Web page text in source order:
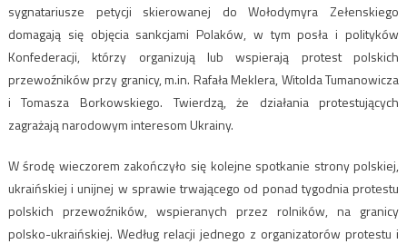
sygnatariusze petycji skierowanej do Wołodymyra Zełenskiego
domagają się objęcia sankcjami Polaków, w tym posła i polityków
Konfederacji, którzy organizują lub wspierają protest polskich
przewoźników przy granicy, m.in. Rafała Meklera, Witolda Tumanowicza
i Tomasza Borkowskiego. Twierdzą, że działania protestujących
zagrażają narodowym interesom Ukrainy.
W środę wieczorem zakończyło się kolejne spotkanie strony polskiej,
ukraińskiej i unijnej w sprawie trwającego od ponad tygodnia protestu
polskich przewoźników, wspieranych przez rolników, na granicy
polsko-ukraińskiej. Według relacji jednego z organizatorów protestu i